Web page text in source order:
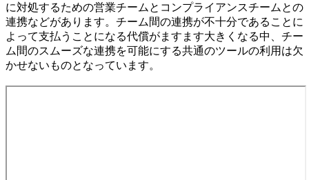
に対処するための営業チームとコンプライアンスチームとの
連携などがあります。チーム間の連携が不十分であることに
よって支払うことになる代償がますます大きくなる中、チー
ム間のスムーズな連携を可能にする共通のツールの利用は欠
かせないものとなっています。